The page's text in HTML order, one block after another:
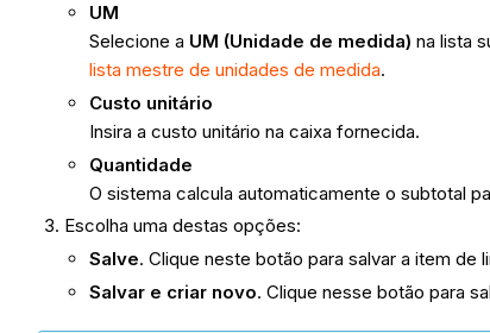
UM
Selecione a UM (Unidade de medida) na lista
lista mestre de unidades de medida.
Custo unitário
Insira a custo unitário na caixa fornecida.
Quantidade
O sistema calcula automaticamente o subtotal
Escolha uma destas opções:
Salve. Clique neste botão para salvar a item de
Salvar e criar novo. Clique nesse botão para